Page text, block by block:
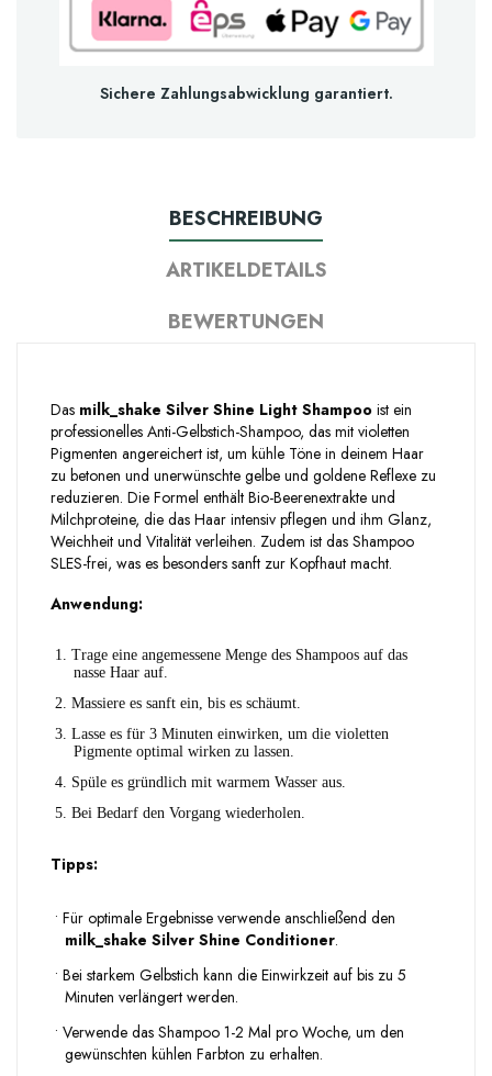
Sichere Zahlungsabwicklung garantiert.
BESCHREIBUNG
ARTIKELDETAILS
BEWERTUNGEN
Das milk_shake Silver Shine Light Shampoo ist ein
professionelles Anti-Gelbstich-Shampoo, das mit violetten
Pigmenten angereichert ist, um kühle Töne in deinem Haar
zu betonen und unerwünschte gelbe und goldene Reflexe zu
reduzieren. Die Formel enthält Bio-Beerenextrakte und
Milchproteine, die das Haar intensiv pflegen und ihm Glanz,
Weichheit und Vitalität verleihen. Zudem ist das Shampoo
SLES-frei, was es besonders sanft zur Kopfhaut macht.
Anwendung:
1.
Trage eine angemessene Menge des Shampoos auf das
nasse Haar auf.
2. Massiere es sanft ein, bis es schäumt.
3. Lasse es für 3 Minuten einwirken, um die violetten
Pigmente optimal wirken zu lassen.
4. Spüle es gründlich mit warmem Wasser aus.
5. Bei Bedarf den Vorgang wiederholen.
Tipps:
• Für optimale Ergebnisse verwende anschließend den
milk_shake Silver Shine Conditioner.
• Bei starkem Gelbstich kann die Einwirkzeit auf bis zu 5
Minuten verlängert werden.
• Verwende das Shampoo 1-2 Mal pro Woche, um den
gewünschten kühlen Farbton zu erhalten.